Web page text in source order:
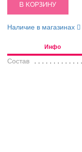
В КОРЗИНУ
Наличие в магазинах
Инфо
Состав